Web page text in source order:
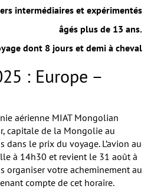
intermédiaires et expérimentés
âgés plus de 13 ans.
dont 8 jours et demi à cheval
: Europe –
aérienne MIAT Mongolian
capitale de la Mongolie au
le prix du voyage. L’avion au
à 14h30 et revient le 31 août à
organiser votre acheminement au
compte de cet horaire.